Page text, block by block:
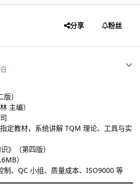
分享 粉丝
）
主编）
定教材，系统讲解 TQM 理论、工具与实
》（第四版）
）
制、QC 小组、质量成本、ISO9000 等